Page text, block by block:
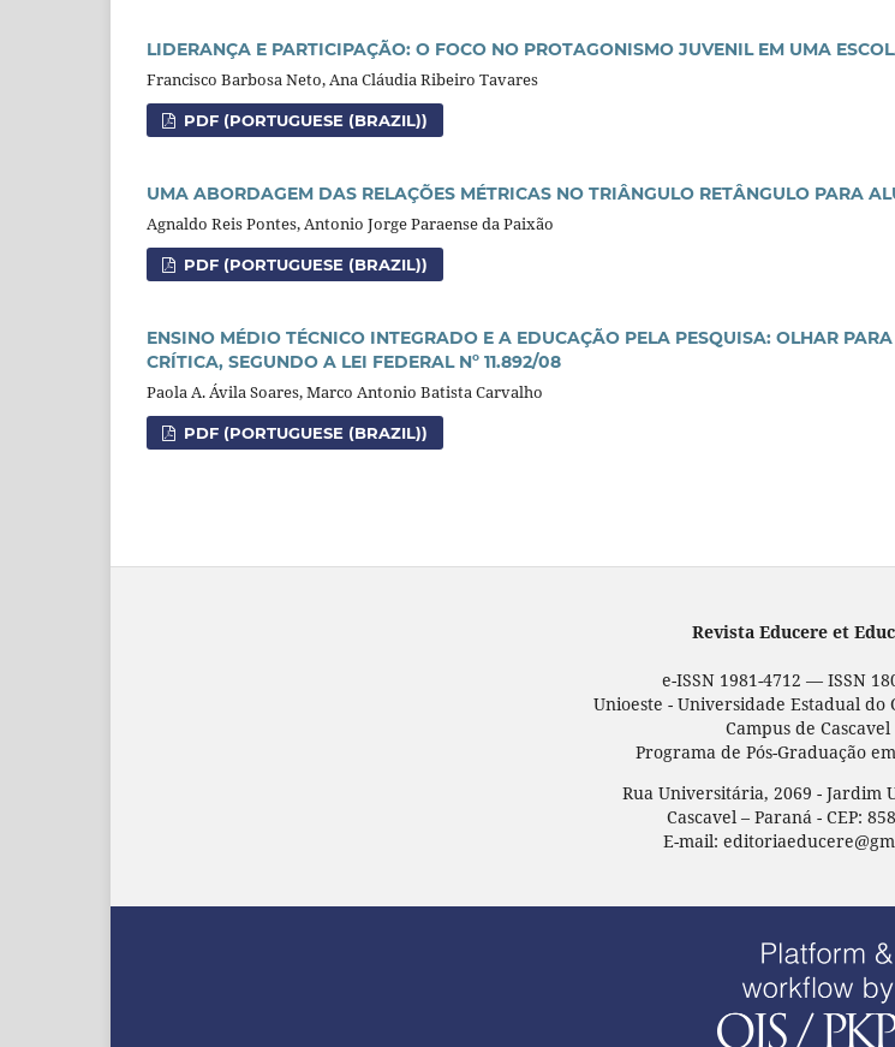
LIDERANÇA E PARTICIPAÇÃO: O FOCO NO PROTAGONISMO JUVENIL EM UMA
Francisco Barbosa Neto, Ana Cláudia Ribeiro Tavares
PDF (PORTUGUESE (BRAZIL))
UMA ABORDAGEM DAS RELAÇÕES MÉTRICAS NO TRIÂNGULO RETÂNGULO PARA
Agnaldo Reis Pontes, Antonio Jorge Paraense da Paixão
PDF (PORTUGUESE (BRAZIL))
ENSINO MÉDIO TÉCNICO INTEGRADO E A EDUCAÇÃO PELA PESQUISA: OLHAR
CRÍTICA, SEGUNDO A LEI FEDERAL Nº 11.892/08
Paola A. Ávila Soares, Marco Antonio Batista Carvalho
PDF (PORTUGUESE (BRAZIL))
Revista Educere et
e-ISSN 1981-4712 — ISSN
Unioeste - Universidade Estadual do
Campus de Cascavel
Programa de Pós-Graduação
Rua Universitária, 2069 - Jardim
Cascavel – Paraná - CEP:
E-mail: